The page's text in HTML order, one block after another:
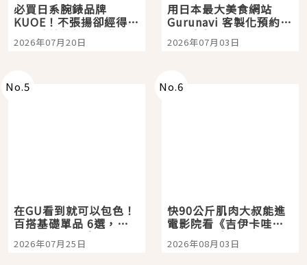
必買日系腕錶品牌
KUOE！不張揚卻經得起
時間洗鍊的經典之作五
選
2026年07月20日
用日本最大美食網站
Gurunavi 客製化預約九
大都市餐廳，打造專屬
美食體驗！
2026年07月03日
No.5
在GU看到就可以包色！
百搭基礎單品 6選，閉
眼全收也不心疼
2026年07月25日
No.6
快90公斤肌肉大叔能進
電影院看《吉伊卡哇》
嗎？日本重金屬樂團
「打首」會長與nagano
2026年08月03日